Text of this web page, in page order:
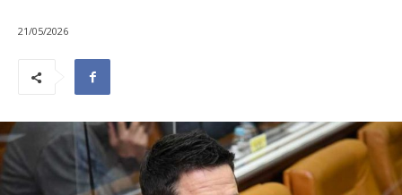
21/05/2026